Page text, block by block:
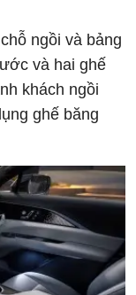
ngồi và bảng
và hai ghế
khách ngồi
ghế băng